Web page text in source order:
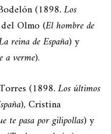
(1898. Los
Olmo (El hombre de
reina de España) y
a verme).
(1898. Los últimos
), Cristina
te pasa por gilipollas) y